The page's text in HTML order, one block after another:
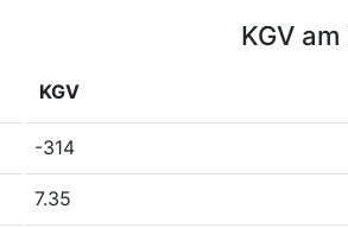
KGV
KGV
-314
7.35